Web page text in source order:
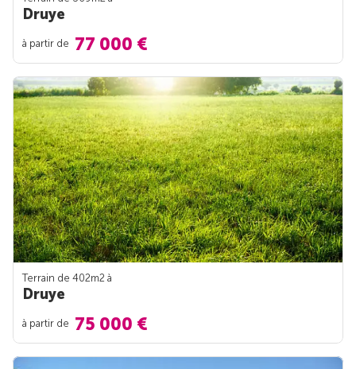
Druye
à partir de 77 000 €
Terrain de 402m2 à
Druye
à partir de 75 000 €